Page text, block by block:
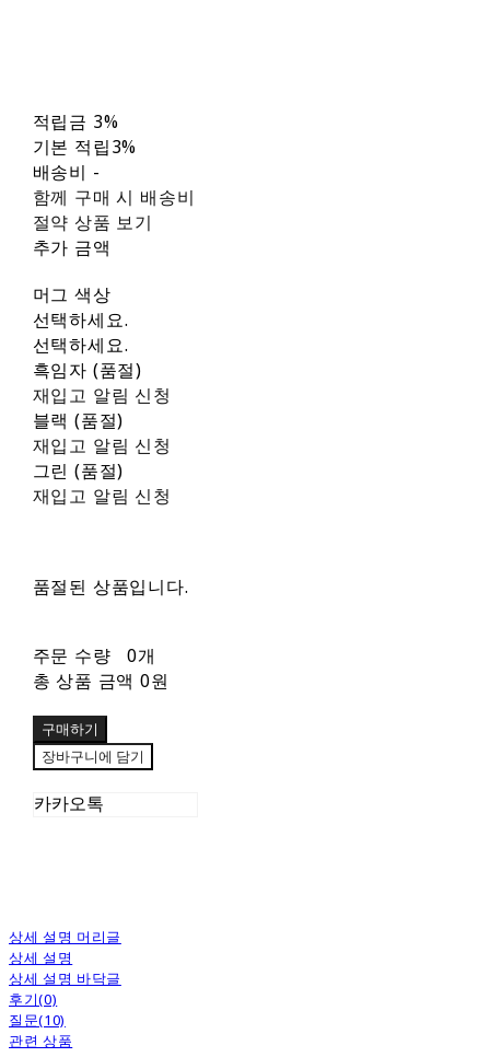
적립금 3%
기본 적립3%
배송비 -
함께 구매 시 배송비
절약 상품 보기
추가 금액
머그 색상
선택하세요.
선택하세요.
흑임자 (품절)
재입고 알림 신청
블랙 (품절)
재입고 알림 신청
그린 (품절)
재입고 알림 신청
품절된 상품입니다.
주문 수량
0개
총 상품 금액 0원
구매하기
장바구니에 담기
카카오톡
상세 설명 머리글
상세 설명
상세 설명 바닥글
후기(0)
질문(10)
관련 상품